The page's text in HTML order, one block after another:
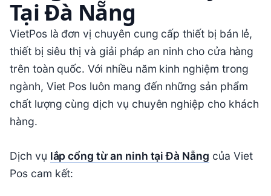
Tại Đà Nẵng
VietPoslà đơn vị chuyên cung cấp thiết bị bán lẻ,
thiết bị siêu thị và giải pháp an ninh cho cửa hàng
trên toàn quốc. Với nhiều năm kinh nghiệm trong
ngành, Viet Pos luôn mang đến những sản phẩm
chất lượng cùng dịch vụ chuyên nghiệp cho khách
hàng.
Dịch vụ lắp cổng từ an ninh tại Đà Nẵng của Viet
Pos cam kết: